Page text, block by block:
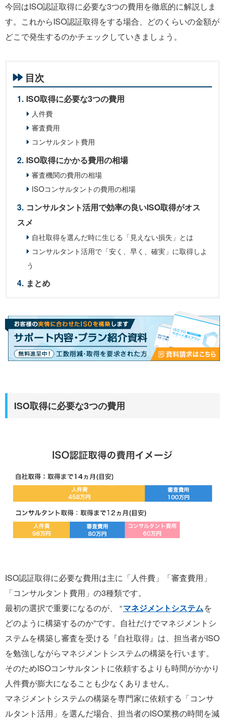
今回はISO認証取得に必要な3つの費用を徹底的に解説しま
す。これからISO認証取得をする場合、どのくらいの金額が
どこで発生するのかチェックしていきましょう。
目次
ISO取得に必要な3つの費用
人件費
審査費用
コンサルタント費用
ISO取得にかかる費用の相場
審査機関の費用の相場
ISOコンサルタントの費用の相場
コンサルタント活用で効率の良いISO取得がオス
スメ
自社取得を選んだ時に生じる「見えない損失」とは
コンサルタント活用で「安く、早く、確実」に取得しよ
う
まとめ
ISO取得に必要な3つの費用
ISO認証取得に必要な費用は主に「人件費」「審査費用」
「コンサルタント費用」の3種類です。
最初の選択で重要になるのが、 “マネジメントシステムを
どのように構築するのか”です。自社だけでマネジメントシ
ステムを構築し審査を受ける『自社取得』は、担当者がISO
を勉強しながらマネジメントシステムの構築を行います。
そのためISOコンサルタントに依頼するよりも時間がかかり
人件費が膨大になることも少なくありません。
マネジメントシステムの構築を専門家に依頼する「コンサ
ルタント活用」を選んだ場合、担当者のISO業務の時間を減